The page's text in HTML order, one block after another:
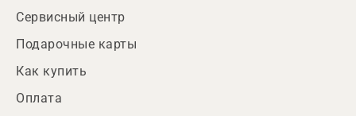
Сервисный центр
Подарочные карты
Как купить
Оплата